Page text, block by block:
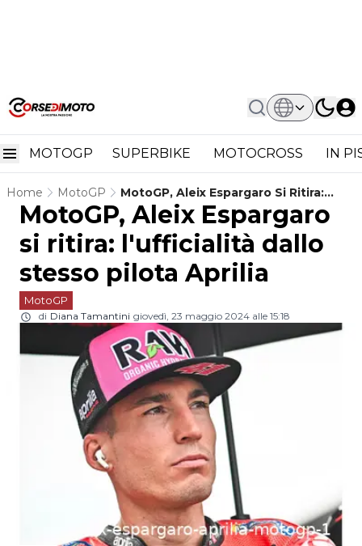
MOTOGP SUPERBIKE MOTOCROSS IN
Home MotoGP
MotoGP, Aleix Espargaro Si Ritira:
L'ufficialità Dallo Stesso Pilota Aprilia
MotoGP, Aleix Espargaro
si ritira: l'ufficialità dallo
stesso pilota Aprilia
MotoGP
di Diana Tamantini giovedì, 23 maggio 2024 alle 15:18